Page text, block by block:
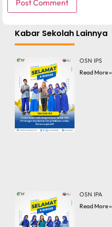
Kabar Sekolah Lainnya
OSN IPS
Read More »
OSN IPA
Read More »